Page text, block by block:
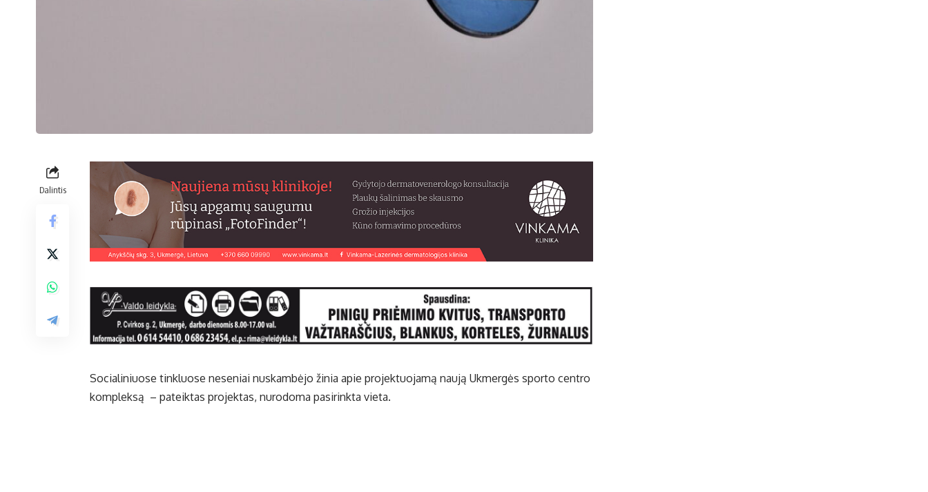
Dalintis
Socialiniuose tinkluose neseniai nuskambėjo žinia apie projektuojamą naują Ukmergės sporto centro
kompleksą – pateiktas projektas, nurodoma pasirinkta vieta.